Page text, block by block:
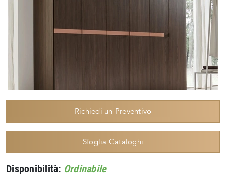
Richiedi un Preventivo
Sfoglia Cataloghi
Disponibilità: Ordinabile